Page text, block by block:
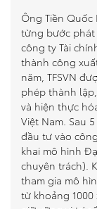
Ông Tiền
từng bước phát
công ty Tài
thành công
năm, TFSVN
phép thành
và hiện thực
Việt Nam. Sau
đầu tư vào
khai mô hình
chuyên trách).
tham gia mô
từ khoảng